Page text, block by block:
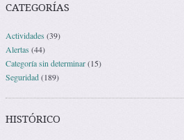
CATEGORÍAS
Actividades(39)
Alertas (44)
Categoría sin determinar(15)
Seguridad(189)
HISTÓRICO